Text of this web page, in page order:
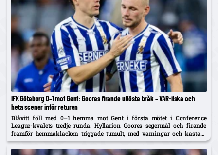
IFK Göteborg 0–1 mot Gent: Goores firande utlöste bråk – VAR-ilska och
heta scener inför returen
Blåvitt föll med 0–1 hemma mot Gent i första mötet i Conference
League-kvalets tredje runda. Hyllarion Goores segermål och firande
framför hemmaklacken triggade tumult, med varningar och kastade
föremål. Efter paus rasade IFK-spelare mot en tidig avblåsning trots
VAR –...